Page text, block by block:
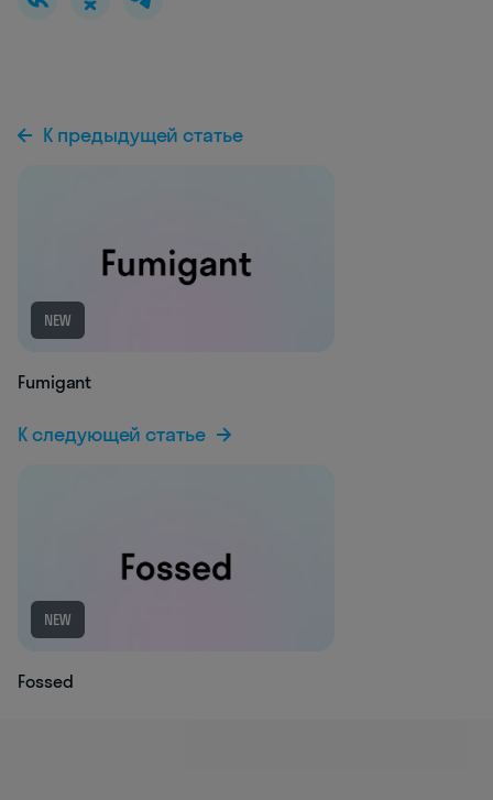
К предыдущей статье
NEW
Fumigant
К следующей статье
NEW
Fossed